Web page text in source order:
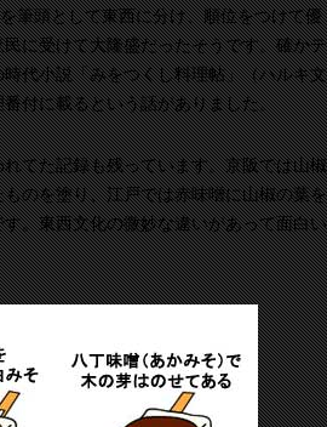
筆頭として東西に分け、順位をつけて優
に受けて大隆盛だったそうです。確かテ
代小説「みをつくし料理帖」（ハルキ文
付に載るという話がありました。
てた記録も残っています。京阪では山椒
のを塗り、江戸では赤味噌に山椒の葉を
。東西文化の微妙な違いがあって面白い